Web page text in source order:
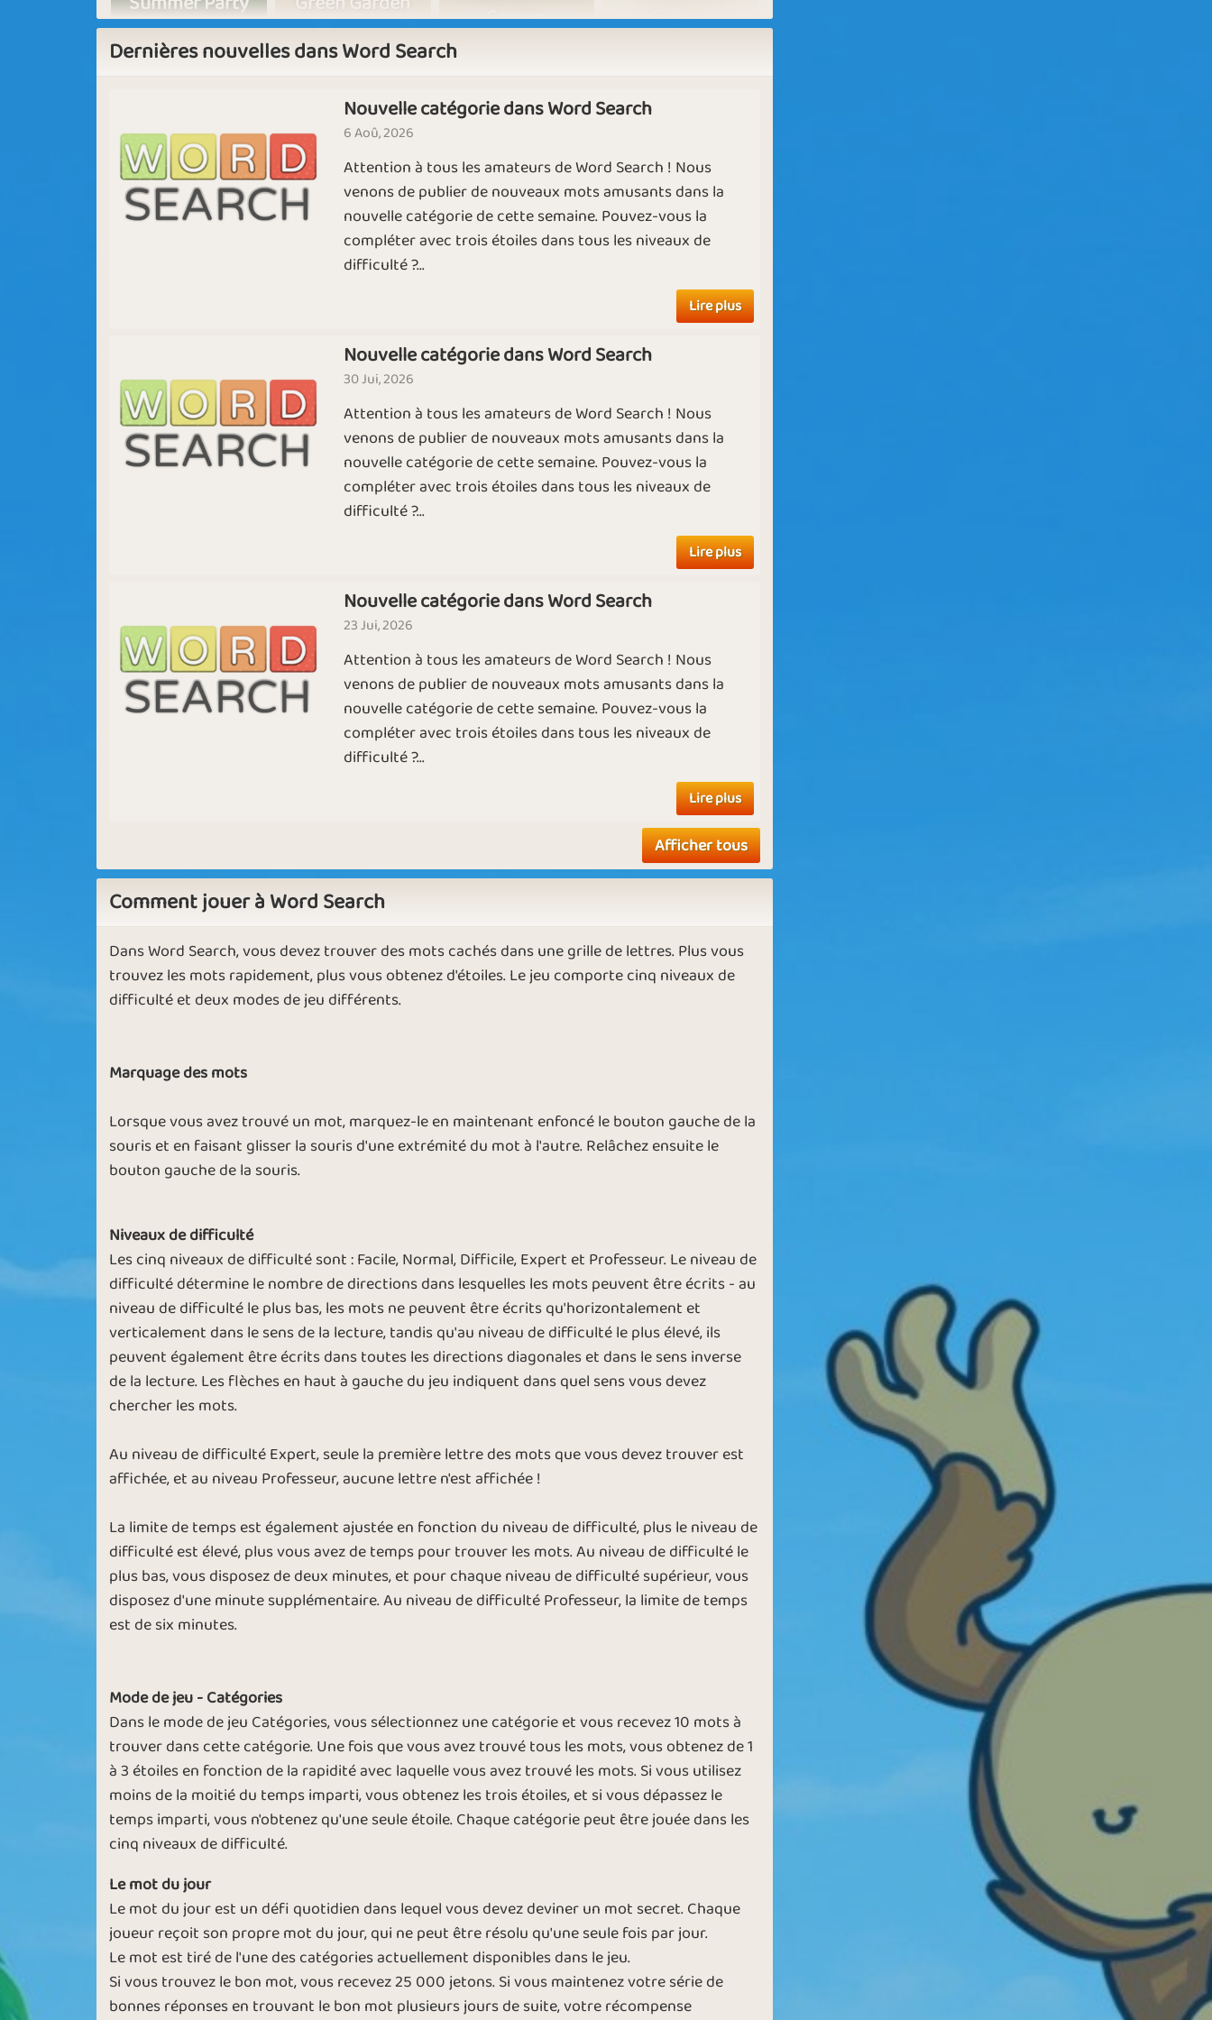
Sapphire Diamond
Carrom
Season
Up the Hill Blooming Trees Remembrance
Sweet Cocio
Lost for Words
Dernières nouvelles dans Word Search
Nouvelle catégorie dans Word Search
6 Aoû, 2026
Attention à tous les amateurs de Word Search ! Nous
venons de publier de nouveaux mots amusants dans la
nouvelle catégorie de cette semaine. Pouvez-vous la
compléter avec trois étoiles dans tous les niveaux de
difficulté ?...
Lire plus
Nouvelle catégorie dans Word Search
30 Jui, 2026
Attention à tous les amateurs de Word Search ! Nous
venons de publier de nouveaux mots amusants dans la
nouvelle catégorie de cette semaine. Pouvez-vous la
compléter avec trois étoiles dans tous les niveaux de
difficulté ?...
Lire plus
Nouvelle catégorie dans Word Search
23 Jui, 2026
Attention à tous les amateurs de Word Search ! Nous
venons de publier de nouveaux mots amusants dans la
nouvelle catégorie de cette semaine. Pouvez-vous la
compléter avec trois étoiles dans tous les niveaux de
difficulté ?...
Lire plus
Afficher tous
Comment jouer à Word Search
Dans Word Search, vous devez trouver des mots cachés dans une grille de lettres. Plus vous
trouvez les mots rapidement, plus vous obtenez d'étoiles. Le jeu comporte cinq niveaux de
difficulté et deux modes de jeu différents.
Marquage des mots
Lorsque vous avez trouvé un mot, marquez-le en maintenant enfoncé le bouton gauche de la
souris et en faisant glisser la souris d'une extrémité du mot à l'autre. Relâchez ensuite le
bouton gauche de la souris.
Niveaux de difficulté
Les cinq niveaux de difficulté sont : Facile, Normal, Difficile, Expert et Professeur. Le niveau de
difficulté détermine le nombre de directions dans lesquelles les mots peuvent être écrits - au
niveau de difficulté le plus bas, les mots ne peuvent être écrits qu'horizontalement et
verticalement dans le sens de la lecture, tandis qu'au niveau de difficulté le plus élevé, ils
peuvent également être écrits dans toutes les directions diagonales et dans le sens inverse
de la lecture. Les flèches en haut à gauche du jeu indiquent dans quel sens vous devez
chercher les mots.
Au niveau de difficulté Expert, seule la première lettre des mots que vous devez trouver est
affichée, et au niveau Professeur, aucune lettre n'est affichée !
La limite de temps est également ajustée en fonction du niveau de difficulté, plus le niveau de
difficulté est élevé, plus vous avez de temps pour trouver les mots. Au niveau de difficulté le
plus bas, vous disposez de deux minutes, et pour chaque niveau de difficulté supérieur, vous
disposez d'une minute supplémentaire. Au niveau de difficulté Professeur, la limite de temps
est de six minutes.
Mode de jeu - Catégories
Dans le mode de jeu Catégories, vous sélectionnez une catégorie et vous recevez 10 mots à
trouver dans cette catégorie. Une fois que vous avez trouvé tous les mots, vous obtenez de 1
à 3 étoiles en fonction de la rapidité avec laquelle vous avez trouvé les mots. Si vous utilisez
moins de la moitié du temps imparti, vous obtenez les trois étoiles, et si vous dépassez le
temps imparti, vous n'obtenez qu'une seule étoile. Chaque catégorie peut être jouée dans les
cinq niveaux de difficulté.
Le mot du jour
Le mot du jour est un défi quotidien dans lequel vous devez deviner un mot secret. Chaque
joueur reçoit son propre mot du jour, qui ne peut être résolu qu'une seule fois par jour.
Le mot est tiré de l'une des catégories actuellement disponibles dans le jeu.
Si vous trouvez le bon mot, vous recevez 25 000 jetons. Si vous maintenez votre série de
bonnes réponses en trouvant le bon mot plusieurs jours de suite, votre récompense